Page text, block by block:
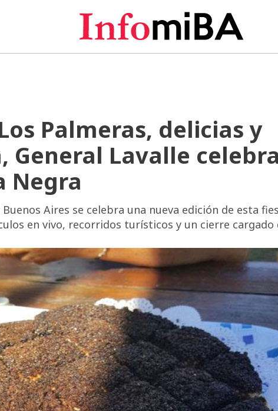
Palmeras, delicias y
Lavalle
Negra
Aires se celebra una nueva edición de esta
en vivo, recorridos turísticos y un cierre cargado